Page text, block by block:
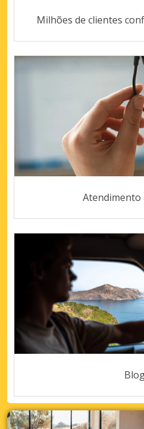
Milhões de clientes
Atendimento